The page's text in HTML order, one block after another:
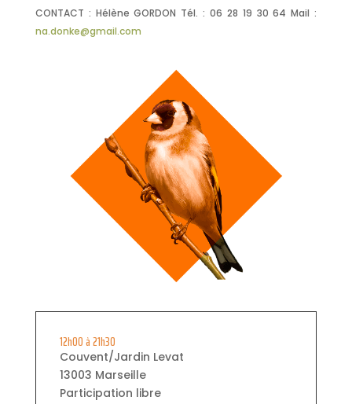
CONTACT : Hélène GORDON Tél. : 06 28 19 30 64 Mail :
na.donke@gmail.com
12h00 à 21h30
Couvent/Jardin Levat
13003 Marseille
Participation libre